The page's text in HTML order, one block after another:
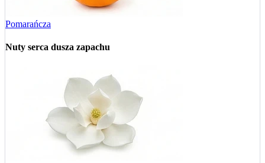
Pomarańcza
Nuty serca dusza zapachu